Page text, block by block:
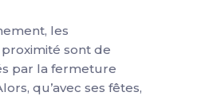
les
sont de
par la fermeture
qu’avec ses fêtes,